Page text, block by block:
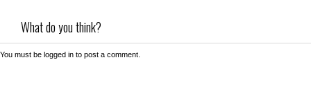
What do you think?
You must be logged in to post a comment.